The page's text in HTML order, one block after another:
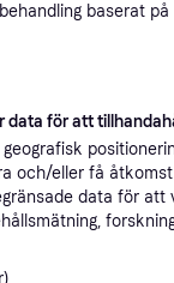
baserat
data för att
och/eller få
data för att